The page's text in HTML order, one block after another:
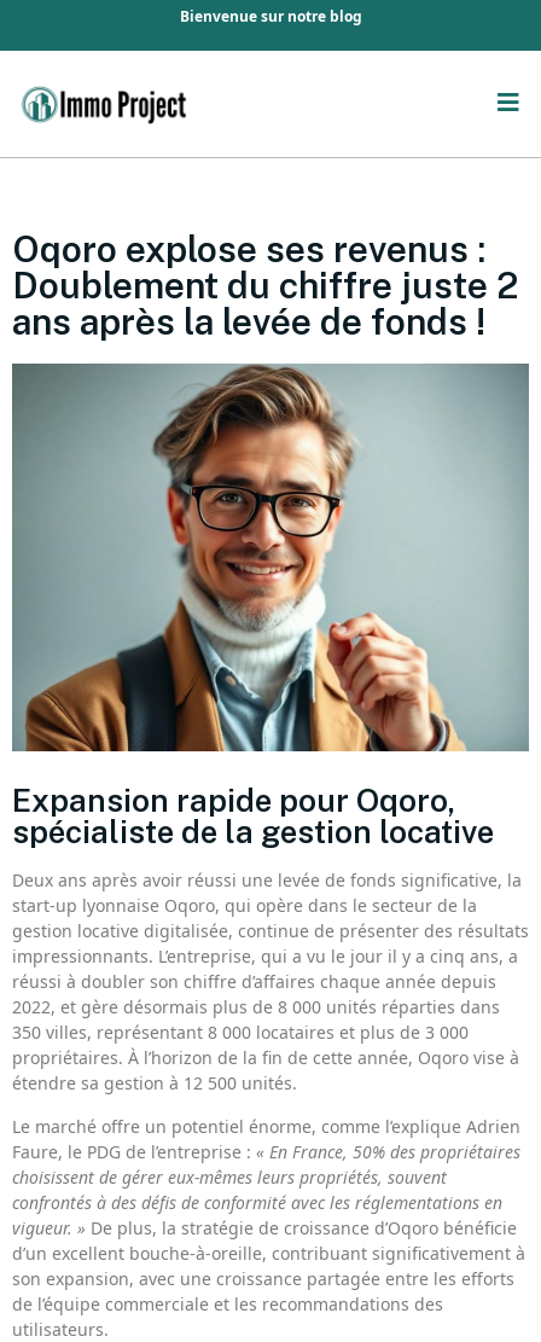
Bienvenue sur notre blog
Oqoro explose ses revenus :
Doublement du chiffre juste 2
ans après la levée de fonds !
Expansion rapide pour Oqoro,
spécialiste de la gestion locative
Deux ans après avoir réussi une levée de fonds significative, la
start-up lyonnaise Oqoro, qui opère dans le secteur de la
gestion locative digitalisée, continue de présenter des résultats
impressionnants. L’entreprise, qui a vu le jour il y a cinq ans, a
réussi à doubler son chiffre d’affaires chaque année depuis
2022, et gère désormais plus de 8 000 unités réparties dans
350 villes, représentant 8 000 locataires et plus de 3 000
propriétaires. À l’horizon de la fin de cette année, Oqoro vise à
étendre sa gestion à 12 500 unités.
Le marché offre un potentiel énorme, comme l’explique Adrien
Faure, le PDG de l’entreprise : « En France, 50% des propriétaires
choisissent de gérer eux-mêmes leurs propriétés, souvent
confrontés à des défis de conformité avec les réglementations en
vigueur. » De plus, la stratégie de croissance d’Oqoro bénéficie
d’un excellent bouche-à-oreille, contribuant significativement à
son expansion, avec une croissance partagée entre les efforts
de l’équipe commerciale et les recommandations des
utilisateurs.